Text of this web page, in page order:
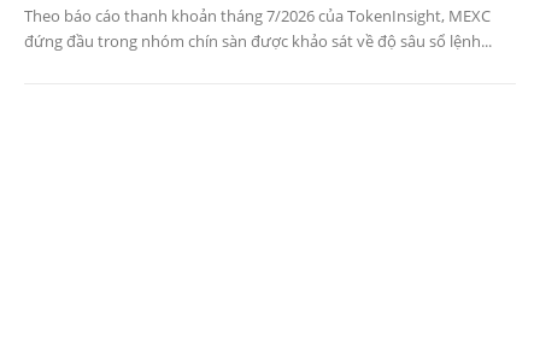
Theo báo cáo thanh khoản tháng 7/2026 của TokenInsight, MEXC
đứng đầu trong nhóm chín sàn được khảo sát về độ sâu sổ lệnh...